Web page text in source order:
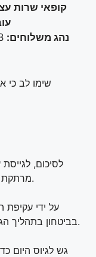
קופאי שרות
נהג משלוחים:
שימו לב כי
לסיכום,
מרתקת המציעה מגוון הזדמנויות לצמיחה ופיתוח.
על ידי עקיפת
בביטחון בתהליך הגישה ולהגביר את הסיכויים שלך להצלחה.
גש לגיוס היום